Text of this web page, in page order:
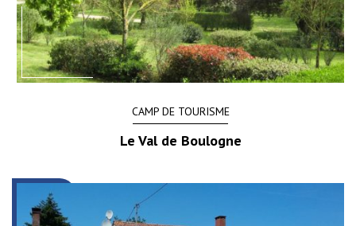
CAMP DE TOURISME
Le Val de Boulogne